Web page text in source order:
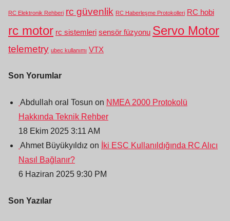
RC Elektronik Rehberi rc güvenlik RC Haberleşme Protokolleri RC hobi
rc motor rc sistemleri sensör füzyonu Servo Motor
telemetry ubec kullanımı VTX
Son Yorumlar
Abdullah oral Tosun on NMEA 2000 Protokolü
Hakkında Teknik Rehber
18 Ekim 2025 3:11 AM
Ahmet Büyükyıldız on
İki ESC Kullanıldığında RC Alıcı
Nasıl Bağlanır?
6 Haziran 2025 9:30 PM
Son Yazılar